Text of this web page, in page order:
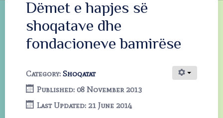
Dëmet e hapjes së
shoqatave dhe
fondacioneve bamirëse
Category: Shoqatat
Published: 08 November 2013
Last Updated: 21 June 2014